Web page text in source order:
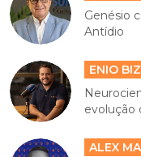
Genésio
Antídio
ENIO BIZ
evolução
ALEX